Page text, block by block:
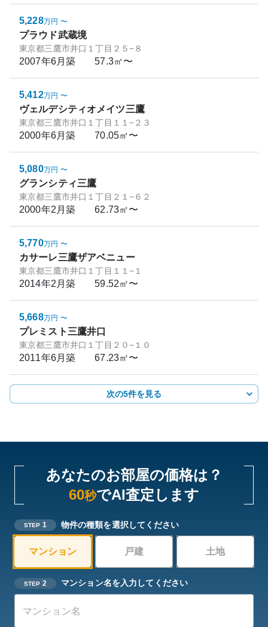
5,228万円 〜
プラウド武蔵境
東京都三鷹市井口１丁目２５−８
2007年6月築 57.3㎡〜
5,412万円 〜
ヴェルデシティオメイツ三鷹
東京都三鷹市井口１丁目１１−２３
2000年6月築 70.05㎡〜
5,080万円 〜
グランシティ三鷹
東京都三鷹市井口１丁目２１−６２
2000年2月築 62.73㎡〜
5,770万円 〜
カサーレ三鷹ザアベニュー
東京都三鷹市井口１丁目１１−１
2014年2月築 59.52㎡〜
5,668万円 〜
プレミスト三鷹井口
東京都三鷹市井口１丁目２０−１０
2011年6月築 67.23㎡〜
次の5件を見る
あなたのお部屋の価格は？
60秒でAI査定します
STEP 1 物件の種類を選択してください
マンション 戸建 土地
STEP 2 マンション名を入力してください